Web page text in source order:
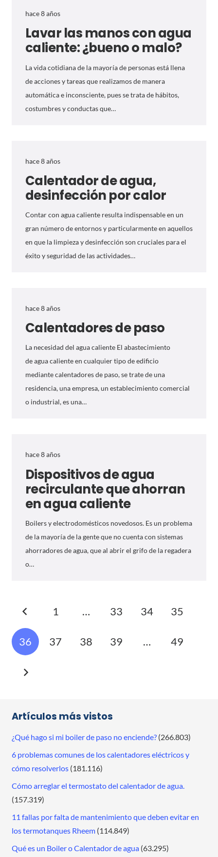
hace 8 años
Lavar las manos con agua
caliente: ¿bueno o malo?
La vida cotidiana de la mayoría de personas está llena
de acciones y tareas que realizamos de manera
automática e inconsciente, pues se trata de hábitos,
costumbres y conductas que…
hace 8 años
Calentador de agua,
desinfección por calor
Contar con agua caliente resulta indispensable en un
gran número de entornos y particularmente en aquellos
en que la limpieza y desinfección son cruciales para el
éxito y seguridad de las actividades…
hace 8 años
Calentadores de paso
La necesidad del agua caliente El abastecimiento
de agua caliente en cualquier tipo de edificio
mediante calentadores de paso, se trate de una
residencia, una empresa, un establecimiento comercial
o industrial, es una…
hace 8 años
Dispositivos de agua
recirculante que ahorran
en agua caliente
Boilers y electrodomésticos novedosos. Es un problema
de la mayoría de la gente que no cuenta con sistemas
ahorradores de agua, que al abrir el grifo de la regadera
o…
1 … 33 34 35
36 37 38 39 … 49
Artículos más vistos
¿Qué hago si mi boiler de paso no enciende? (266.803)
6 problemas comunes de los calentadores eléctricos y
cómo resolverlos (181.116)
Cómo arreglar el termostato del calentador de agua.
(157.319)
11 fallas por falta de mantenimiento que deben evitar en
los termotanques Rheem (114.849)
Qué es un Boiler o Calentador de agua (63.295)